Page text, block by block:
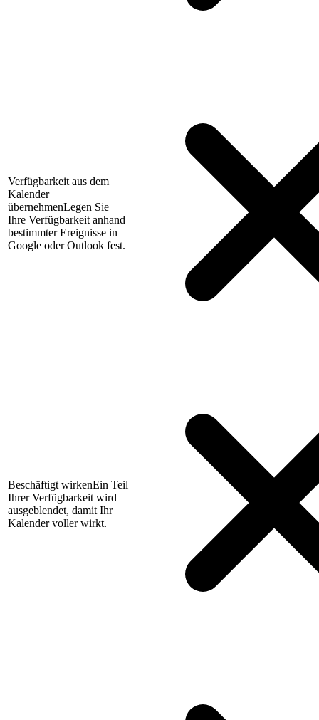
Verfügbarkeit aus dem
Kalender
übernehmenLegen Sie
Ihre Verfügbarkeit anhand
bestimmter Ereignisse in
Google oder Outlook fest.
Beschäftigt wirkenEin Teil
Ihrer Verfügbarkeit wird
ausgeblendet, damit Ihr
Kalender voller wirkt.